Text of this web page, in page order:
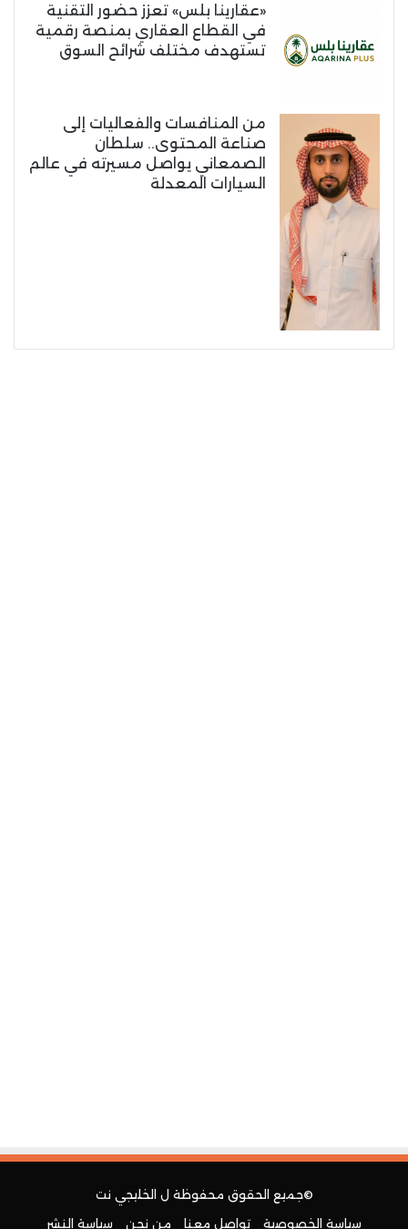
«عقارينا بلس» تعزز حضور التقنية
في القطاع العقاري بمنصة رقمية
تستهدف مختلف شرائح السوق
من المنافسات والفعاليات إلى
صناعة المحتوى.. سلطان
الصمعاني يواصل مسيرته في عالم
السيارات المعدلة
©جميع الحقوق محفوظة ل الخليجي نت
سياسة الخصوصية
تواصل معنا من نحن سياسة النشر